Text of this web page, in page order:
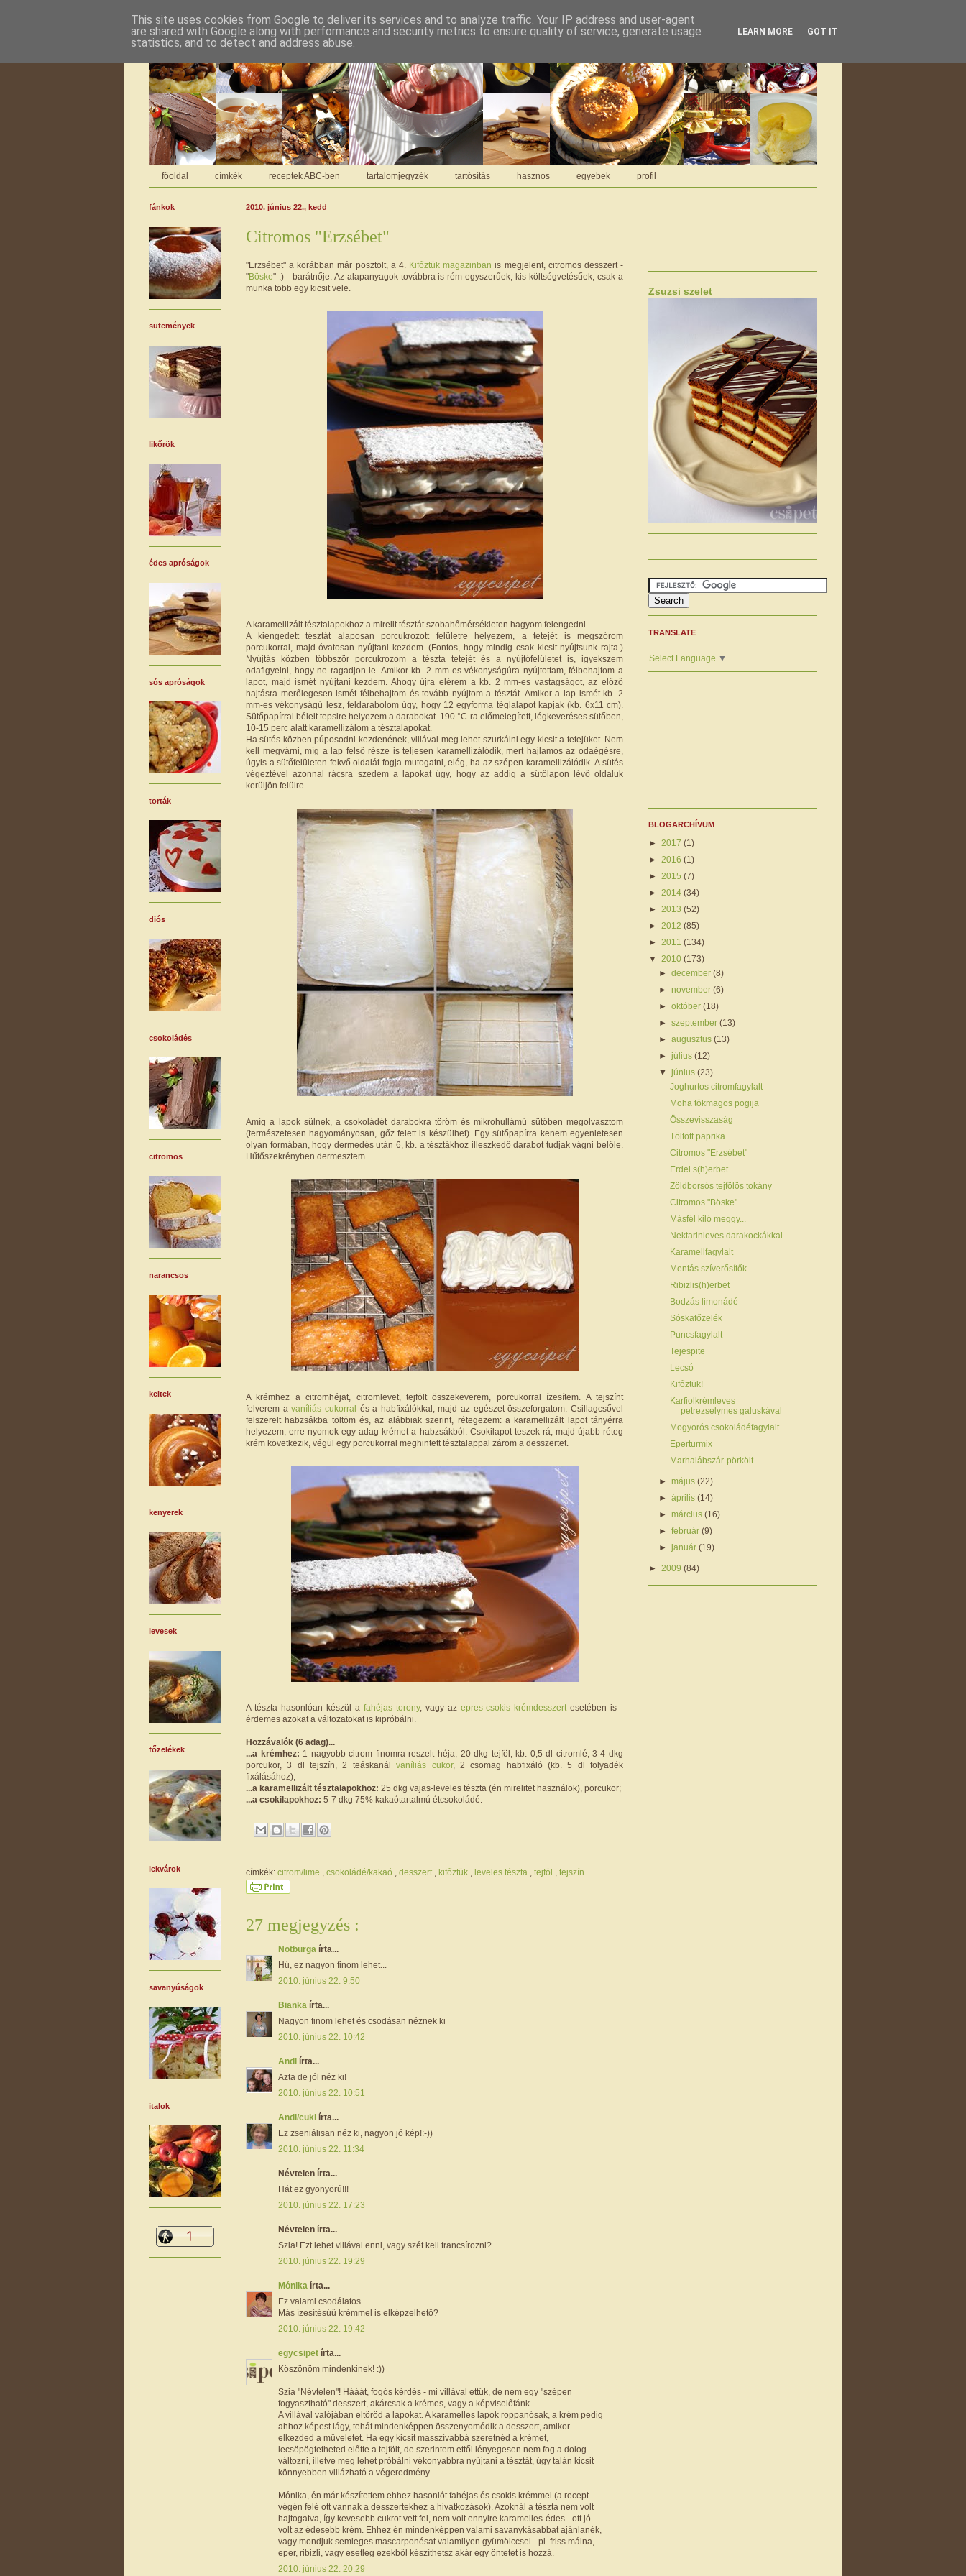
főoldal címkék receptek ABC-ben tartalomjegyzék tartósítás hasznos egyebek profil
2010. június 22., kedd
Citromos "Erzsébet"
"Erzsébet" a korábban már posztolt, a 4. Kifőztük magazinban is megjelent, citromos desszert -
"Böske" :) - barátnője. Az alapanyagok továbbra is rém egyszerűek, kis költségvetésűek, csak a
munka több egy kicsit vele.
A karamellizált tésztalapokhoz a mirelit tésztát szobahőmérsékleten hagyom felengedni.
A kiengedett tésztát alaposan porcukrozott felületre helyezem, a tetejét is megszórom
porcukorral, majd óvatosan nyújtani kezdem. (Fontos, hogy mindig csak kicsit nyújtsunk rajta.)
Nyújtás közben többször porcukrozom a tészta tetejét és a nyújtófelületet is, igyekszem
odafigyelni, hogy ne ragadjon le. Amikor kb. 2 mm-es vékonyságúra nyújtottam, félbehajtom a
lapot, majd ismét nyújtani kezdem. Ahogy újra elérem a kb. 2 mm-es vastagságot, az előző
hajtásra merőlegesen ismét félbehajtom és tovább nyújtom a tésztát. Amikor a lap ismét kb. 2
mm-es vékonyságú lesz, feldarabolom úgy, hogy 12 egyforma téglalapot kapjak (kb. 6x11 cm).
Sütőpapírral bélelt tepsire helyezem a darabokat. 190 °C-ra előmelegített, légkeveréses sütőben,
10-15 perc alatt karamellizálom a tésztalapokat.
Ha sütés közben púposodni kezdenének, villával meg lehet szurkálni egy kicsit a tetejüket. Nem
kell megvárni, míg a lap felső része is teljesen karamellizálódik, mert hajlamos az odaégésre,
úgyis a sütőfelületen fekvő oldalát fogja mutogatni, elég, ha az szépen karamellizálódik. A sütés
végeztével azonnal rácsra szedem a lapokat úgy, hogy az addig a sütőlapon lévő oldaluk
kerüljön felülre.
Amíg a lapok sülnek, a csokoládét darabokra töröm és mikrohullámú sütőben megolvasztom
(természetesen hagyományosan, gőz felett is készülhet). Egy sütőpapírra kenem egyenletesen
olyan formában, hogy dermedés után 6, kb. a tésztákhoz illeszkedő darabot tudjak vágni belőle.
Hűtőszekrényben dermesztem.
A krémhez a citromhéjat, citromlevet, tejfölt összekeverem, porcukorral ízesítem. A tejszínt
felverem avaníliás cukorral és a habfixálókkal, majd az egészet összeforgatom. Csillagcsővel
felszerelt habzsákba töltöm és, az alábbiak szerint, rétegezem: a karamellizált lapot tányérra
helyezem, erre nyomok egy adag krémet a habzsákból. Csokilapot teszek rá, majd újabb réteg
krém következik, végül egy porcukorral meghintett tésztalappal zárom a desszertet.
A tészta hasonlóan készül a fahéjas torony, vagy az epres-csokis krémdesszert esetében is -
érdemes azokat a változatokat is kipróbálni.
Hozzávalók (6 adag)...
...a krémhez: 1 nagyobb citrom finomra reszelt héja, 20 dkg tejföl, kb. 0,5 dl citromlé, 3-4 dkg
porcukor, 3 dl tejszín, 2 teáskanálvaníliás cukor, 2 csomag habfixáló (kb. 5 dl folyadék
fixálásához);
...a karamellizált tésztalapokhoz: 25 dkg vajas-leveles tészta (én mirelitet használok), porcukor;
...a csokilapokhoz: 5-7 dkg 75% kakaótartalmú étcsokoládé.
címkék: citrom/lime csokoládé/kakaó desszert kifőztük leveles tészta tejföl tejszín
27 megjegyzés :
Notburga írta...
Hú, ez nagyon finom lehet...
2010. június 22. 9:50
Bianka írta...
Nagyon finom lehet és csodásan néznek ki
2010. június 22. 10:42
Andi írta...
Azta de jól néz ki!
2010. június 22. 10:51
Andi/cuki írta...
Ez zseniálisan néz ki, nagyon jó kép!:-))
2010. június 22. 11:34
Névtelen írta...
Hát ez gyönyörű!!!
2010. június 22. 17:23
Névtelen írta...
Szia! Ezt lehet villával enni, vagy szét kell trancsírozni?
2010. június 22. 19:29
Mónika írta...
Ez valami csodálatos.
Más ízesítésúű krémmel is elképzelhető?
2010. június 22. 19:42
egycsipet írta...
Köszönöm mindenkinek! :))
Szia "Névtelen"! Hááát, fogós kérdés - mi villával ettük, de nem egy "szépen
fogyasztható" desszert, akárcsak a krémes, vagy a képviselőfánk...
A villával valójában eltöröd a lapokat. A karamelles lapok roppanósak, a krém pedig
ahhoz képest lágy, tehát mindenképpen összenyomódik a desszert, amikor
elkezded a műveletet. Ha egy kicsit masszívabbá szeretnéd a krémet,
lecsöpögtetheted előtte a tejfölt, de szerintem ettől lényegesen nem fog a dolog
változni, illetve meg lehet próbálni vékonyabbra nyújtani a tésztát, úgy talán kicsit
könnyebben villázható a végeredmény.
Mónika, én már készítettem ehhez hasonlót fahéjas és csokis krémmel (a recept
végén felé ott vannak a desszertekhez a hivatkozások). Azoknál a tészta nem volt
hajtogatva, így kevesebb cukrot vett fel, nem volt ennyire karamelles-édes - ott jó
volt az édesebb krém. Ehhez én mindenképpen valami savanykásabbat ajánlanék,
vagy mondjuk semleges mascarponésat valamilyen gyümölccsel - pl. friss málna,
eper, ribizli, vagy esetleg ezekből készíthetsz akár egy öntetet is hozzá.
2010. június 22. 20:29
fánkok
sütemények
likőrök
édes apróságok
sós apróságok
torták
diós
csokoládés
citromos
narancsos
keltek
kenyerek
levesek
főzelékek
lekvárok
savanyúságok
italok
Zsuzsi szelet
TRANSLATE
Select Language ▼
BLOGARCHÍVUM
► 2017 (1)
► 2016 (1)
► 2015 (7)
► 2014 (34)
► 2013 (52)
► 2012 (85)
► 2011 (134)
▼ 2010 (173)
►december(8)
►november(6)
►október(18)
►szeptember(13)
►augusztus(13)
►július(12)
▼június(23)
Joghurtos citromfagylalt
Moha tökmagos pogija
Összevisszaság
Töltött paprika
Citromos "Erzsébet"
Erdei s(h)erbet
Zöldborsós tejfölös tokány
Citromos "Böske"
Másfél kiló meggy...
Nektarinleves darakockákkal
Karamellfagylalt
Mentás szíverősítők
Ribizlis(h)erbet
Bodzás limonádé
Sóskafőzelék
Puncsfagylalt
Tejespite
Lecsó
Kifőztük!
Karfiolkrémleves
petrezselymes galuskával
Mogyorós csokoládéfagylalt
Eperturmix
Marhalábszár-pörkölt
►május(22)
►április(14)
►március(16)
►február(9)
►január(19)
► 2009 (84)
This site uses cookies from Google to deliver its services and to analyze traffic. Your IP address and user-agent
are shared with Google along with performance and security metrics to ensure quality of service, generate usage
statistics, and to detect and address abuse.
LEARN MORE GOT IT